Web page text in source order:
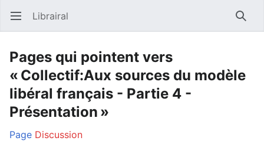
Ouvrir le menu principal Librairal
Pages qui pointent vers
« Collectif:Aux sources du modèle
libéral français - Partie 4 -
Présentation »
Page Discussion